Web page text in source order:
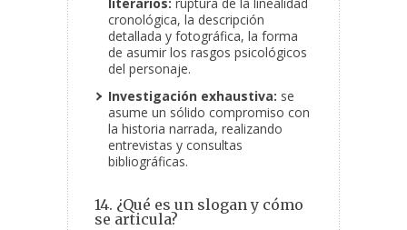
literarios: ruptura de la linealidad
cronológica, la descripción
detallada y fotográfica, la forma
de asumir los rasgos psicológicos
del personaje.
Investigación exhaustiva: se
asume un sólido compromiso con
la historia narrada, realizando
entrevistas y consultas
bibliográficas.
14. ¿Qué es un slogan y cómo
se articula?